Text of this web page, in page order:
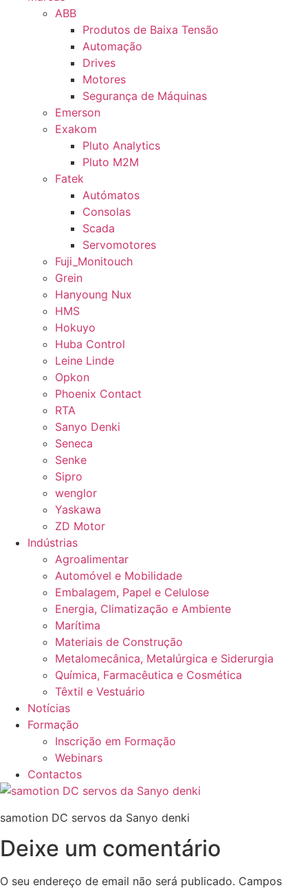
ABB
Produtos de Baixa Tensão
Automação
Drives
Motores
Segurança de Máquinas
Emerson
Exakom
Pluto Analytics
Pluto M2M
Fatek
Autómatos
Consolas
Scada
Servomotores
Fuji_Monitouch
Grein
Hanyoung Nux
HMS
Hokuyo
Huba Control
Leine Linde
Opkon
Phoenix Contact
RTA
Sanyo Denki
Seneca
Senke
Sipro
wenglor
Yaskawa
ZD Motor
Indústrias
Agroalimentar
Automóvel e Mobilidade
Embalagem, Papel e Celulose
Energia, Climatização e Ambiente
Marítima
Materiais de Construção
Metalomecânica, Metalúrgica e Siderurgia
Química, Farmacêutica e Cosmética
Têxtil e Vestuário
Notícias
Formação
Inscrição em Formação
Webinars
Contactos
samotion DC servos da Sanyo denki
Deixe um comentário
O seu endereço de email não será publicado. Campos